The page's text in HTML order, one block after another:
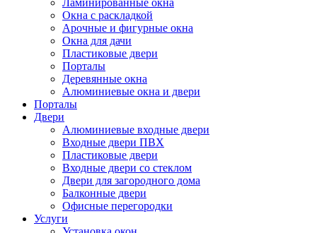
Ламинированные окна
Окна с раскладкой
Арочные и фигурные окна
Окна для дачи
Пластиковые двери
Порталы
Деревянные окна
Алюминиевые окна и двери
Порталы
Двери
Алюминиевые входные двери
Входные двери ПВХ
Пластиковые двери
Входные двери со стеклом
Двери для загородного дома
Балконные двери
Офисные перегородки
Услуги